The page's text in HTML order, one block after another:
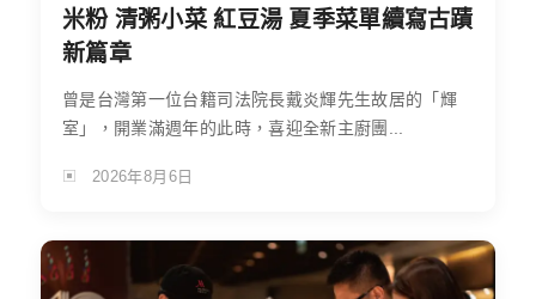
米粉 清粥小菜 紅豆湯 夏季菜單續寫古蹟
新篇章
曾是台灣第一位台籍司法院長戴炎輝先生故居的「輝
室」，開業滿週年的此時，喜迎全新主廚團...
2026年8月6日